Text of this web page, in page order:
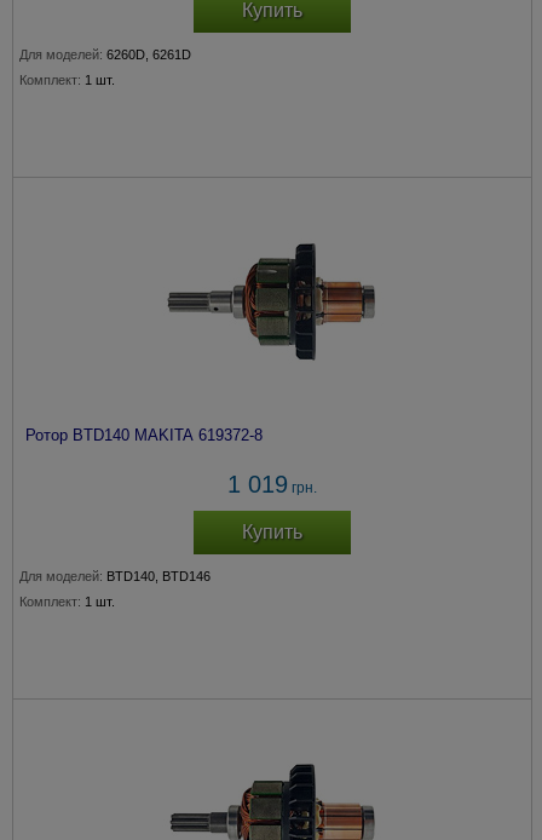
Купить
Для моделей: 6260D, 6261D
Комплект: 1 шт.
Ротор BTD140 MAKITA 619372-8
1 019 грн.
Купить
Для моделей: BTD140, BTD146
Комплект: 1 шт.